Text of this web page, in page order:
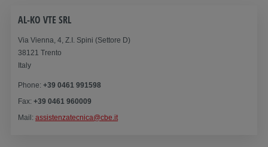
AL-KO VTE SRL
Via Vienna, 4, Z.I. Spini (Settore D)
38121 Trento
Italy
Phone: +39 0461 991598
Fax: +39 0461 960009
Mail: assistenzatecnica@cbe.it